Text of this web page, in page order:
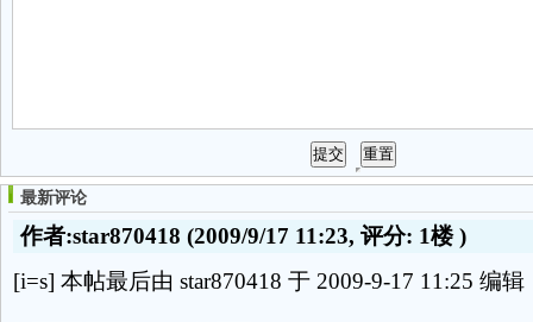
最新评论
作者:star870418 (2009/9/17 11:23, 评分: 1楼)
[i=s] 本帖最后由 star870418 于 2009-9-17 11:25 编辑